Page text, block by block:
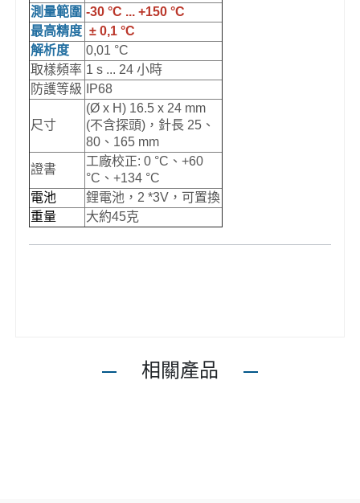
測量範圍 -30 °C ... +150 °C
最高精度 ± 0,1 °C
解析度
0,01 °C
取樣頻率 1 s ... 24 小時
防護等級
IP68
尺寸
(Ø x H) 16.5 x 24 mm
(不含探頭)，針長 25、
80、165 mm
證書
工廠校正: 0 °C、+60
°C、+134 °C
電池
鋰電池，2 *3V，可置換
重量
大約45克
相關產品